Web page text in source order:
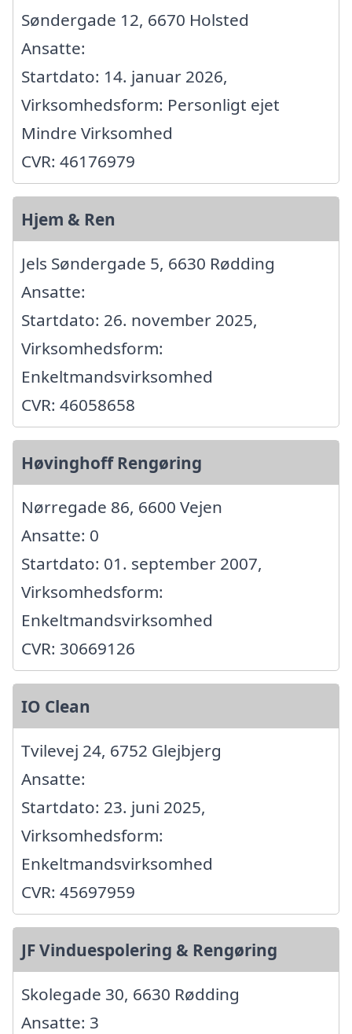
Søndergade 12, 6670 Holsted
Ansatte:
Startdato: 14. januar 2026,
Virksomhedsform: Personligt ejet
Mindre Virksomhed
CVR: 46176979
Hjem & Ren
Jels Søndergade 5, 6630 Rødding
Ansatte:
Startdato: 26. november 2025,
Virksomhedsform:
Enkeltmandsvirksomhed
CVR: 46058658
Høvinghoff Rengøring
Nørregade 86, 6600 Vejen
Ansatte: 0
Startdato: 01. september 2007,
Virksomhedsform:
Enkeltmandsvirksomhed
CVR: 30669126
IO Clean
Tvilevej 24, 6752 Glejbjerg
Ansatte:
Startdato: 23. juni 2025,
Virksomhedsform:
Enkeltmandsvirksomhed
CVR: 45697959
JF Vinduespolering & Rengøring
Skolegade 30, 6630 Rødding
Ansatte: 3